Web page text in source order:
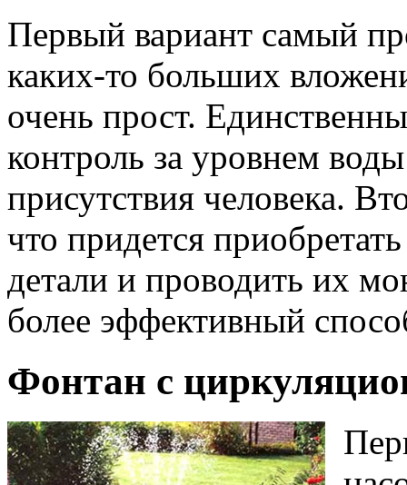
Первый вариант самый
каких-то больших
очень прост.
контроль за уровнем
присутствия человека.
что придется
детали и проводить их
более эффективный
Фонтан с